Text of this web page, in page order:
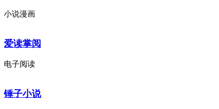
小说漫画
爱读掌阅
电子阅读
锤子小说